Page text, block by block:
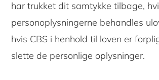
har trukket dit samtykke tilbage,
personoplysningerne behandles
hvis CBS i henhold til loven er
slette de personlige oplysninger.